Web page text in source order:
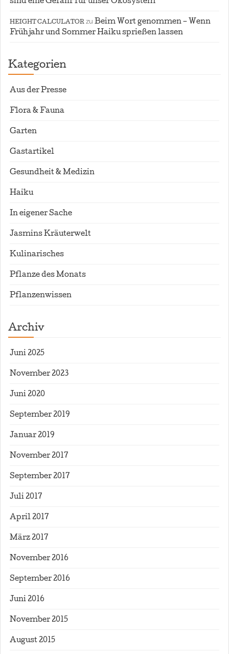
sind eine Gefahr für unser Ökosystem
HEIGHT CALCULATOR zu Beim Wort genommen – Wenn
Frühjahr und Sommer Haiku sprießen lassen
Kategorien
Aus der Presse
Flora & Fauna
Garten
Gastartikel
Gesundheit & Medizin
Haiku
In eigener Sache
Jasmins Kräuterwelt
Kulinarisches
Pflanze des Monats
Pflanzenwissen
Archiv
Juni 2025
November 2023
Juni 2020
September 2019
Januar 2019
November 2017
September 2017
Juli 2017
April 2017
März 2017
November 2016
September 2016
Juni 2016
November 2015
August 2015